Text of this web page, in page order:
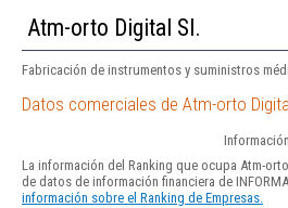
Atm-orto Digital Sl.
Fabricación de instrumentos y suministros
Datos comerciales de Atm-orto
La información del Ranking que ocupa Atm-
de datos de información financiera de
información sobre el Ranking de Empresas.